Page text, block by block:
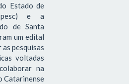
Estado de
e a
de Santa
um edital
pesquisas
voltadas
na
Catarinense